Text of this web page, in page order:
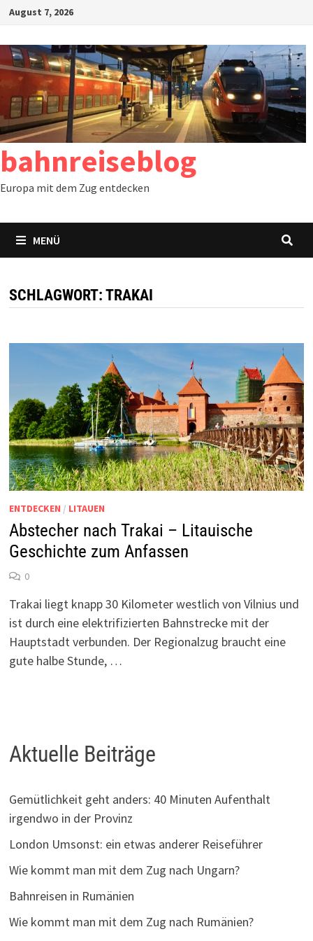
Zum
springen
August 7, 2026
bahnreiseblog
Europa mit dem Zug entdecken
MENÜ
SCHLAGWORT: TRAKAI
ENTDECKEN / LITAUEN
Abstecher nach Trakai – Litauische
Geschichte zum Anfassen
0
Trakai liegt knapp 30 Kilometer westlich von Vilnius und
ist durch eine elektrifizierten Bahnstrecke mit der
Hauptstadt verbunden. Der Regionalzug braucht eine
gute halbe Stunde, …
Aktuelle Beiträge
Gemütlichkeit geht anders: 40 Minuten Aufenthalt
irgendwo in der Provinz
London Umsonst: ein etwas anderer Reiseführer
Wie kommt man mit dem Zug nach Ungarn?
Bahnreisen in Rumänien
Wie kommt man mit dem Zug nach Rumänien?